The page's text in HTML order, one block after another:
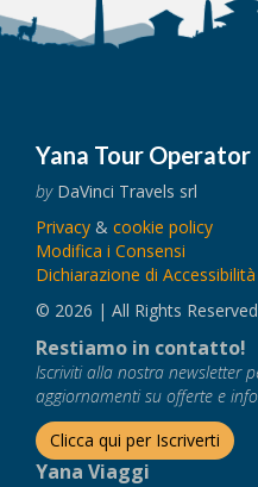
Yana Tour Operator
byDaVinci Travels srl
Privacy & cookie policy
Modifica i Consensi
Dichiarazione di Accessibilità
© 2026 | All Rights Reserved
Restiamo in contatto!
Iscriviti alla nostra newsletter
aggiornamenti su offerte e
Clicca qui per Iscriverti
Yana Viaggi